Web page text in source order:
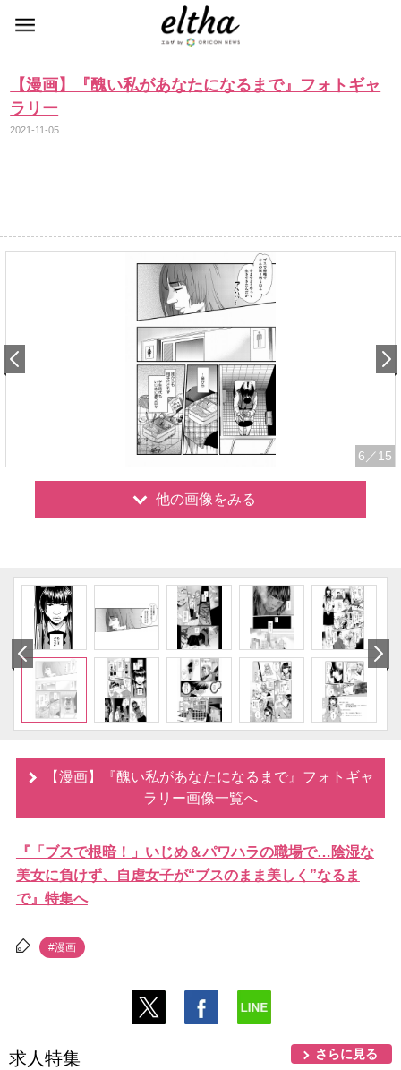
【漫画】『醜い私があなたになるまで』フォトギャ
ラリー
2021-11-05
6 ／15
他の画像をみる
【漫画】『醜い私があなたになるまで』フォトギャ
ラリー画像一覧へ
『「ブスで根暗！」いじめ＆パワハラの職場で…陰湿な
美女に負けず、自虐女子が“ブスのまま美しく”なるま
で』特集へ
#漫画
求人特集 さらに見る